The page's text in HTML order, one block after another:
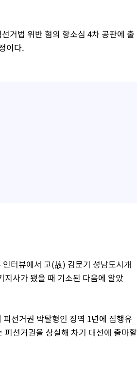
거법 위반 혐의 항소심 4차 공판에 출
이다.
터뷰에서 고(故) 김문기 성남도시개
사가 됐을 때 기소된 다음에 알았
선거권 박탈형인 징역 1년에 집행유
선거권을 상실해 차기 대선에 출마할